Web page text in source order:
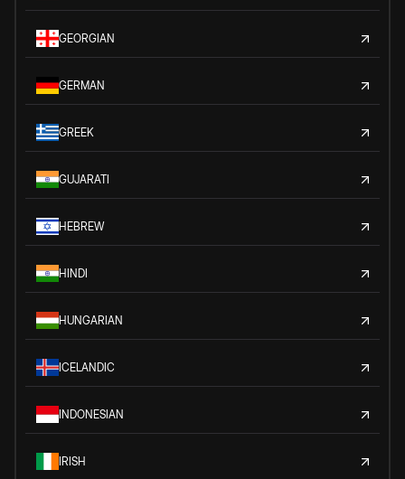
GEORGIAN
GERMAN
GREEK
GUJARATI
HEBREW
HINDI
HUNGARIAN
ICELANDIC
INDONESIAN
IRISH